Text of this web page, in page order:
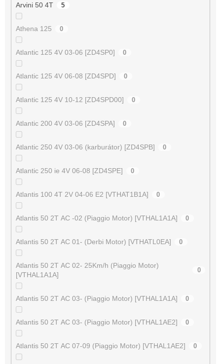
Arvini 50 4T 5
Athena 125 0
Atlantic 125 4V 03-06 [ZD4SP0] 0
Atlantic 125 4V 06-08 [ZD4SPD] 0
Atlantic 125 4V 10-12 [ZD4SPD00] 0
Atlantic 200 4V 03-06 [ZD4SPA] 0
Atlantic 250 4V 03-06 (karburátor) [ZD4SPB] 0
Atlantic 250 ie 4V 06-08 [ZD4SPE] 0
Atlantis 100 4T 2V 04-06 E2 [VTHAT1B1A] 0
Atlantis 50 2T AC -02 (Piaggio Motor) [VTHAL1A1A] 0
Atlantis 50 2T AC 01- (Derbi Motor) [VTHATL0EA] 0
Atlantis 50 2T AC 02- 25Km/h (Piaggio Motor)
[VTHAL1A1A]
0
Atlantis 50 2T AC 03- (Piaggio Motor) [VTHAL1A1A] 0
Atlantis 50 2T AC 03- (Piaggio Motor) [VTHAL1AE2] 0
Atlantis 50 2T AC 07-09 (Piaggio Motor) [VTHAL1AE2] 0